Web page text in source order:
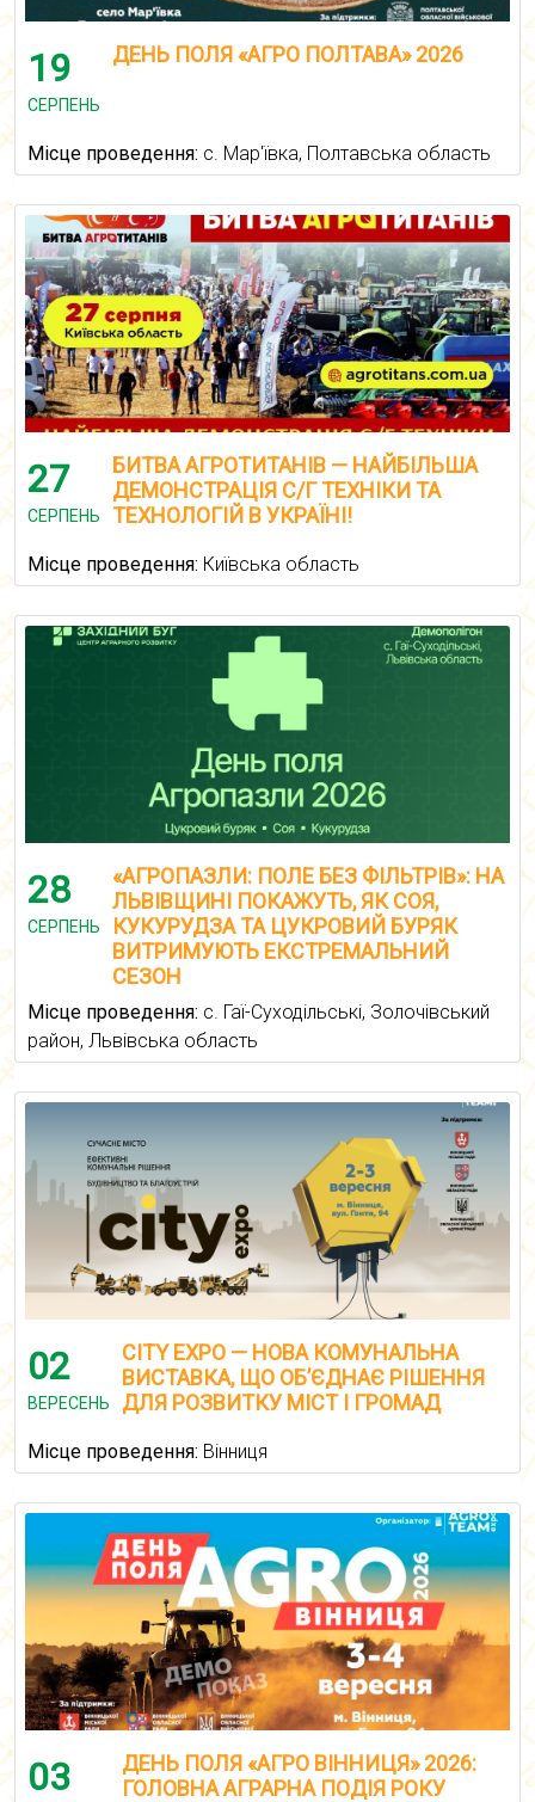
19
СЕРПЕНЬ
ДЕНЬ ПОЛЯ «АГРО ПОЛТАВА» 2026
Місце проведення: с. Мар'ївка, Полтавська область
27
СЕРПЕНЬ
БИТВА АГРОТИТАНІВ — НАЙБІЛЬША
ДЕМОНСТРАЦІЯ С/Г ТЕХНІКИ ТА
ТЕХНОЛОГІЙ В УКРАЇНІ!
Місце проведення: Київська область
28
СЕРПЕНЬ
«АГРОПАЗЛИ: ПОЛЕ БЕЗ ФІЛЬТРІВ»: НА
ЛЬВІВЩИНІ ПОКАЖУТЬ, ЯК СОЯ,
КУКУРУДЗА ТА ЦУКРОВИЙ БУРЯК
ВИТРИМУЮТЬ ЕКСТРЕМАЛЬНИЙ
СЕЗОН
Місце проведення: с. Гаї-Суходільські, Золочівський
район, Львівська область
02
ВЕРЕСЕНЬ
CITY EXPO — НОВА КОМУНАЛЬНА
ВИСТАВКА, ЩО ОБ’ЄДНАЄ РІШЕННЯ
ДЛЯ РОЗВИТКУ МІСТ І ГРОМАД
Місце проведення: Вінниця
03
ДЕНЬ ПОЛЯ «АГРО ВІННИЦЯ» 2026:
ГОЛОВНА АГРАРНА ПОДІЯ РОКУ